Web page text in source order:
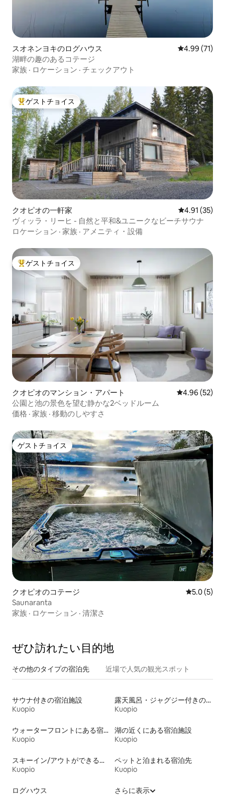
スオネンヨキのログハウス レビュー71
4.99 (71)
湖畔の趣のあるコテージ
家族 · ロケーション · チェックアウト
大好評のゲストチョイスです。
ゲストチョイス
クオピオの一軒家 レビュー35
4.91 (35)
ヴィッラ・リーヒ - 自然と平和&ユニークなビーチサウナ
ロケーション · 家族 · アメニティ・設備
大好評のゲストチョイスです。
ゲストチョイス
クオピオのマンション・アパート レビュー52
4.96 (52)
公園と池の景色を望む静かな2ベッドルーム
価格 · 家族 · 移動のしやすさ
ゲストチョイス
ゲストチョイス
クオピオのコテージ レビュー5
5.0 (5)
Saunaranta
家族 · ロケーション · 清潔さ
ぜひ訪⁠れ⁠た⁠い目⁠的⁠地
その他のタ⁠イ⁠プ⁠の宿⁠泊⁠先 近場で人気の観光スポット
サウナ付きの宿泊施設
Kuopio
露天風呂・ジャグジー付きの宿泊施設
Kuopio
ウォーターフロントにある宿泊施設
Kuopio
湖の近くにある宿泊施設
Kuopio
スキーイン/アウトができる宿泊先
Kuopio
ペットと泊まれる宿泊先
Kuopio
ログハウス
さらに表示